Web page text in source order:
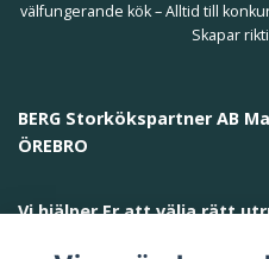
välfungerande kök – Alltid till
Skapar
BERG Storkökspartner AB
ÖREBRO
Vi hjälper Er att välja rätt